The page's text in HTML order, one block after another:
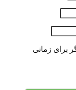
برای زمانی